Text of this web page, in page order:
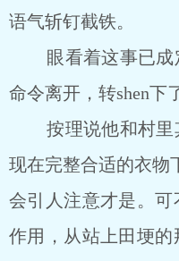
语气斩钉截铁。
眼看着这事已成
命令离开，转shen下
按理说他和村里
现在完整合适的衣物
会引人注意才是。
作用，从站上田埂